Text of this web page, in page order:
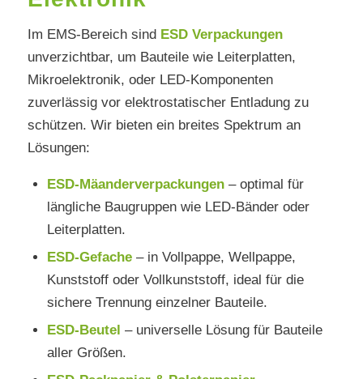
Im EMS-Bereich sind ESD Verpackungen
unverzichtbar, um Bauteile wie Leiterplatten,
Mikroelektronik, oder LED-Komponenten
zuverlässig vor elektrostatischer Entladung zu
schützen. Wir bieten ein breites Spektrum an
Lösungen:
ESD-Mäanderverpackungen– optimal für
längliche Baugruppen wie LED-Bänder oder
Leiterplatten.
ESD-Gefache– in Vollpappe, Wellpappe,
Kunststoff oder Vollkunststoff, ideal für die
sichere Trennung einzelner Bauteile.
ESD-Beutel – universelle Lösung für Bauteile
aller Größen.